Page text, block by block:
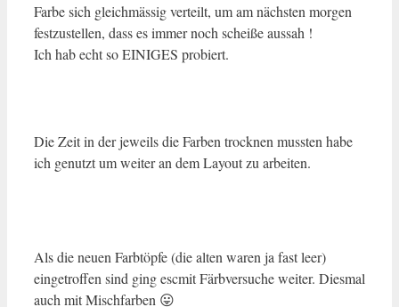
Farbe sich gleichmässig verteilt, um am nächsten morgen
festzustellen, dass es immer noch scheiße aussah !
Ich hab echt so EINIGES probiert.
Die Zeit in der jeweils die Farben trocknen mussten habe
ich genutzt um weiter an dem Layout zu arbeiten.
Als die neuen Farbtöpfe (die alten waren ja fast leer)
eingetroffen sind ging escmit Färbversuche weiter. Diesmal
auch mit Mischfarben 😛